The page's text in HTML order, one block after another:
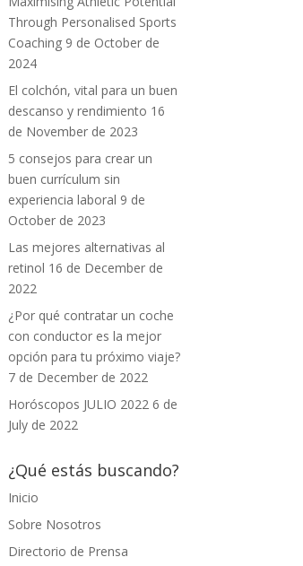
Through Personalised Sports
Coaching 9 de October de
2024
El colchón, vital para un buen
descanso y rendimiento 16
de November de 2023
5 consejos para crear un
buen currículum sin
experiencia laboral 9 de
October de 2023
Las mejores alternativas al
retinol 16 de December de
2022
¿Por qué contratar un coche
con conductor es la mejor
opción para tu próximo viaje?
7 de December de 2022
Horóscopos JULIO 2022 6 de
July de 2022
¿Qué estás buscando?
Inicio
Sobre Nosotros
Directorio de Prensa